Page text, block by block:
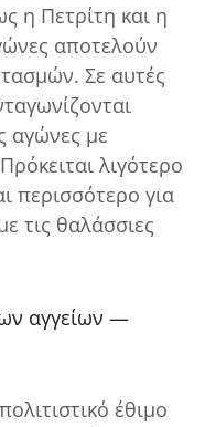
η Πετρίτη και η
αποτελούν
Σε αυτές
αγώνες με
λιγότερο
περισσότερο για
τις θαλάσσιες
αγγείων —
έθιμο